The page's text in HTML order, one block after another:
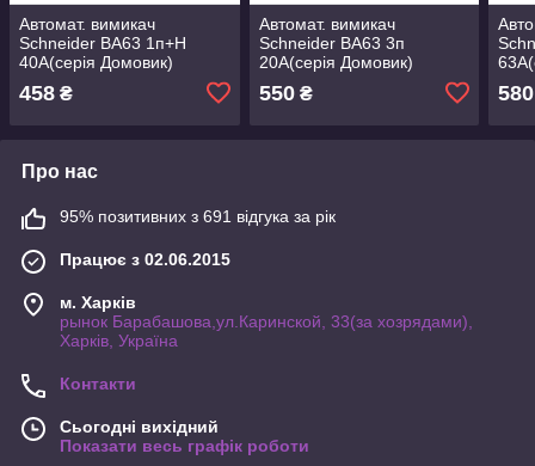
Автомат. вимикач
Schneider ВА63 1п+H
40А(серія Домовик)
458 ₴
Автомат. вимикач
Schneider ВА63 3п
20А(серія Домовик)
550₴ 580
Про нас
95% позитивних з 691 відгука за рік
Працює з 02.06.2015
м. Харків
рынок Барабашова,ул.Каринской, 33(за хозрядами),
Харків, Україна
Контакти
Сьогодні вихідний
Показати весь графік роботи